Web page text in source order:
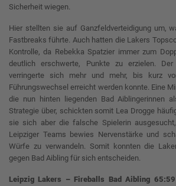
Sicherheit wiegen.
Hier stellten sie auf Ganzfeldverteidigung um,
Fastbreaks führte. Auch hatten die Lakers
Kontrolle, da Rebekka Spatzier immer zum
deutlich erschwerte, Punkte zu erzielen.
verringerte sich mehr und mehr, bis kurz
Führungswechsel erreicht werden konnte. Eine
die nun hinten liegenden Bad Aiblingerinnen
Strategie über, schickten somit Lea Drogge
sie sich aber die falsche Spielerin
Leipziger Teams bewies Nervenstärke und
Würfe zu verwandeln. Somit konnten die
gegen Bad Aibling für sich entscheiden.
Leipzig Lakers – Fireballs Bad Aibling